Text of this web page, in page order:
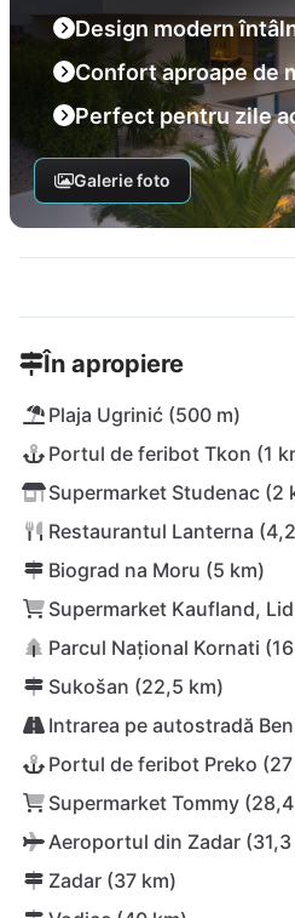
Design modern
Confort aproape de
Perfect pentru zile
Galerie foto
În apropiere
Plaja Ugrinić (500 m)
Portul de feribot Tkon (1
Supermarket Studenac (2
Restaurantul Lanterna
Biograd na Moru (5 km)
Supermarket Kaufland,
Parcul Național Kornati
Sukošan (22,5 km)
Intrarea pe autostradă
Portul de feribot Preko
Supermarket Tommy
Aeroportul din Zadar (31,3
Zadar (37 km)